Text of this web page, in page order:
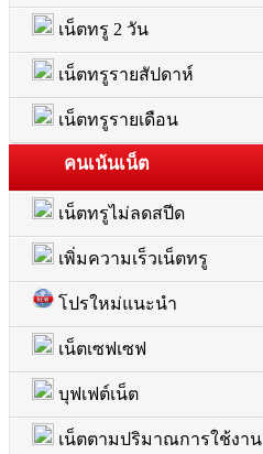
เน็ตทรู 2 วัน
เน็ตทรูรายสัปดาห์
เน็ตทรูรายเดือน
คนเน้นเน็ต
เน็ตทรูไม่ลดสปีด
เพิ่มความเร็วเน็ตทรู
โปรใหม่แนะนำ
เน็ตเซฟเซฟ
บุฟเฟต์เน็ต
เน็ตตามปริมาณการใช้งาน